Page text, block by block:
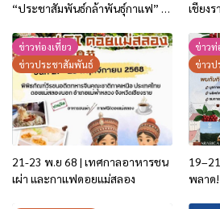
“ประชาสัมพันธ์กล้าพันธุ์กาแฟ” ที่
ใช้พันธุ์ดี ยกระดับกาแฟไทยสู่ตลาด
โลก
เชียงร
ข่าวท่องเที่ยว
ข่าวประชาสัมพันธ์
21-23 พ.ย 68 | เทศกาลอาหารชน
เผ่า และกาแฟดอยแม่สลอง
ข่าวท่
ข่าว
พลาด!